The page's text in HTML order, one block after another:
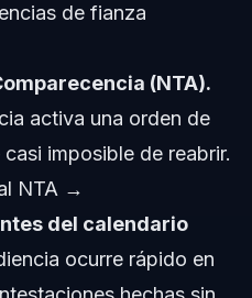
de fianza
(NTA).
activa una orden de
imposible de reabrir.
NTA →
del calendario
ocurre rápido en